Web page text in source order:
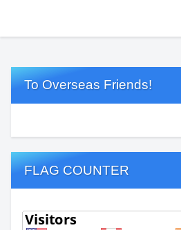
To Overseas Friends!
FLAG COUNTER